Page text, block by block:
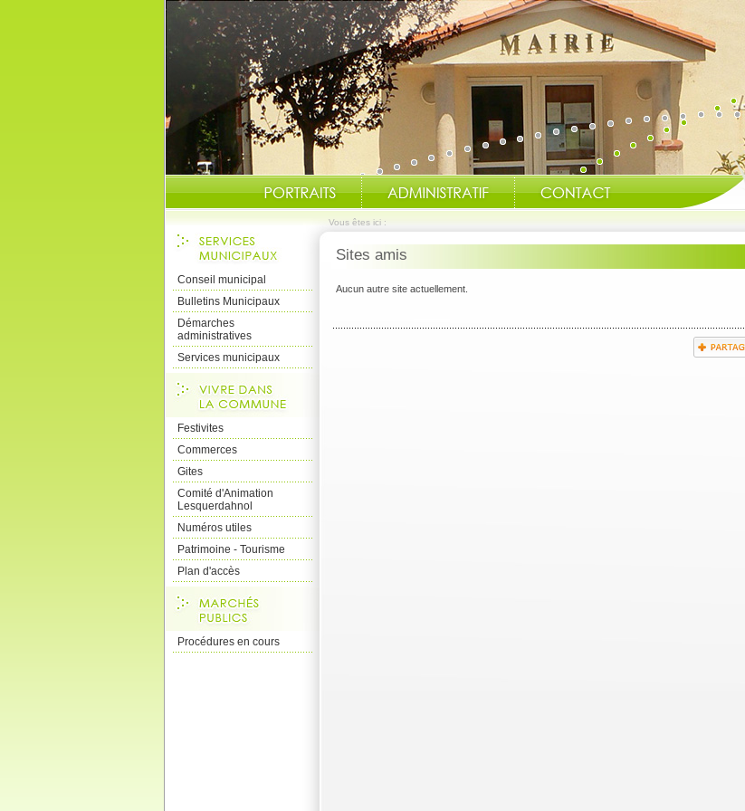
Vous êtes ici :
Conseil municipal
Bulletins Municipaux
Démarches
administratives
Services municipaux
Festivites
Commerces
Gites
Comité d'Animation
Lesquerdahnol
Numéros utiles
Patrimoine - Tourisme
Plan d'accès
Procédures en cours
Sites amis
Aucun autre site actuellement.